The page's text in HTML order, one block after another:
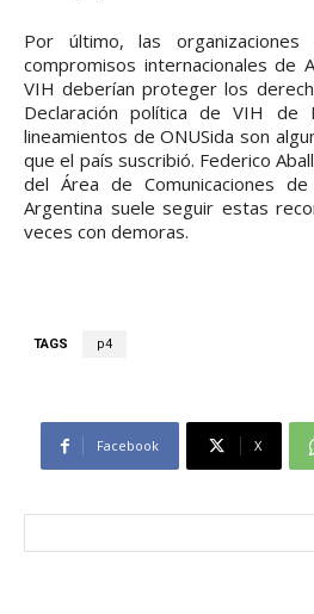
Por último, las
compromisos internacionales de
VIH deberían proteger los
Declaración política de VIH de
lineamientos de ONUSida son
que el país suscribió. Federico
del Área de Comunicaciones
Argentina suele seguir estas
veces con demoras.
TAGS p4
Facebook X